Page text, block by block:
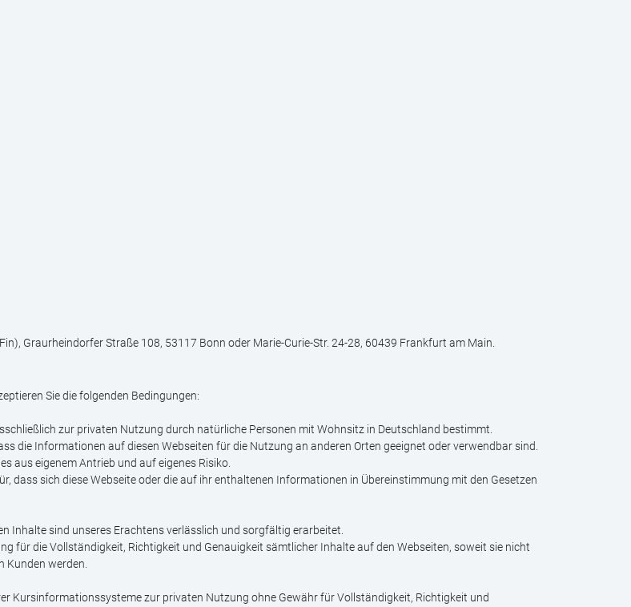
Graurheindorfer Straße 108, 53117 Bonn oder Marie-Curie-Str. 24-28, 60439 Frankfurt am Main.
Sie die folgenden Bedingungen:
zur privaten Nutzung durch natürliche Personen mit Wohnsitz in Deutschland bestimmt.
die Informationen auf diesen Webseiten für die Nutzung an anderen Orten geeignet oder verwendbar sind.
aus eigenem Antrieb und auf eigenes Risiko.
dass sich diese Webseite oder die auf ihr enthaltenen Informationen in Übereinstimmung mit den Gesetzen
Inhalte sind unseres Erachtens verlässlich und sorgfältig erarbeitet.
für die Vollständigkeit, Richtigkeit und Genauigkeit sämtlicher Inhalte auf den Webseiten, soweit sie nicht
Kunden werden.
Kursinformationssysteme zur privaten Nutzung ohne Gewähr für Vollständigkeit, Richtigkeit und